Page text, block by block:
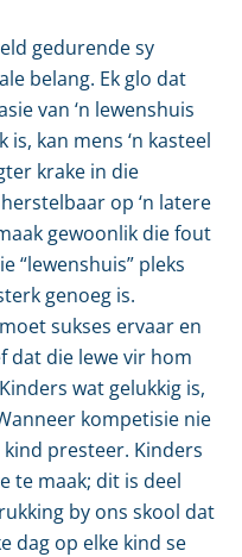
gedurende sy
belang. Ek glo dat
van ‘n lewenshuis
kan mens ‘n kasteel
krake in die
op ‘n latere
gewoonlik die fout
“lewenshuis” pleks
genoeg is.
sukses ervaar en
dat die lewe vir hom
wat gelukkig is,
kompetisie nie
presteer. Kinders
te maak; dit is deel
by ons skool dat
dag op elke kind se